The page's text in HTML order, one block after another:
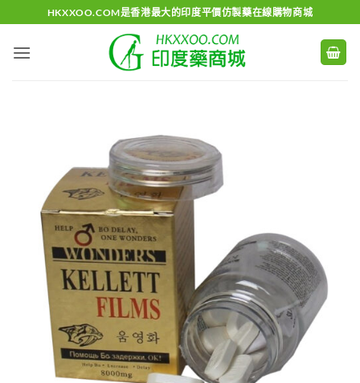
to
content
HKXXOO.COM是香港最大的印度平價仿製藥在線購物商城